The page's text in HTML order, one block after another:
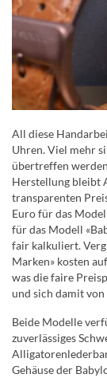
All diese
Uhren. Viel mehr
übertreffen
Herstellung bleibt
transparenten
Euro für das
für das Modell
fair kalkuliert.
Marken» kosten
was die faire
und sich damit
Beide Modelle
zuverlässiges
Gehäuse der